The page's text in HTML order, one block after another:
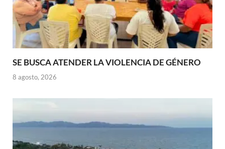
SE BUSCA ATENDER LA VIOLENCIA DE GÉNERO
8 agosto, 2026